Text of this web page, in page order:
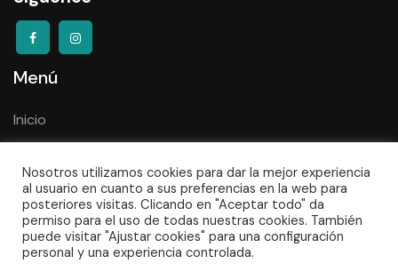
Menú
Inicio
Empresa
Contacto
Nosotros utilizamos cookies para dar la mejor experiencia
al usuario en cuanto a sus preferencias en la web para
posteriores visitas. Clicando en "Aceptar todo" da
permiso para el uso de todas nuestras cookies. También
puede visitar "Ajustar cookies" para una configuración
personal y una experiencia controlada.